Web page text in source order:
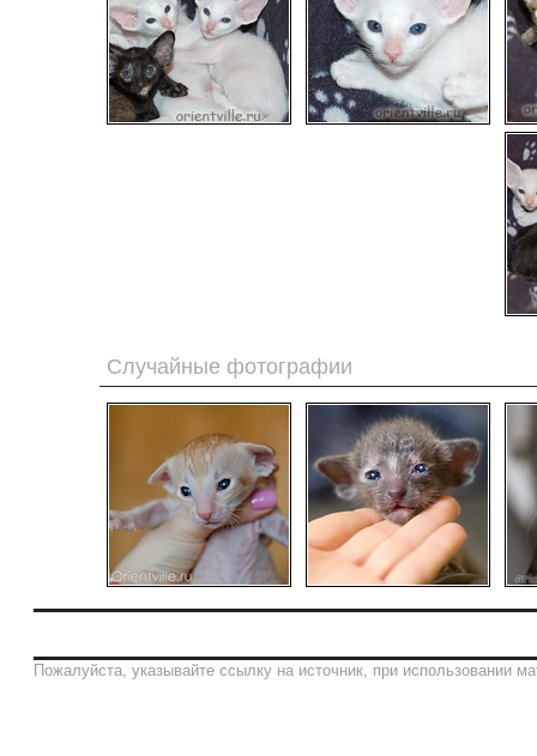
Случайные фотографии
Пожалуйста, указывайте ссылку на источник, при использовании